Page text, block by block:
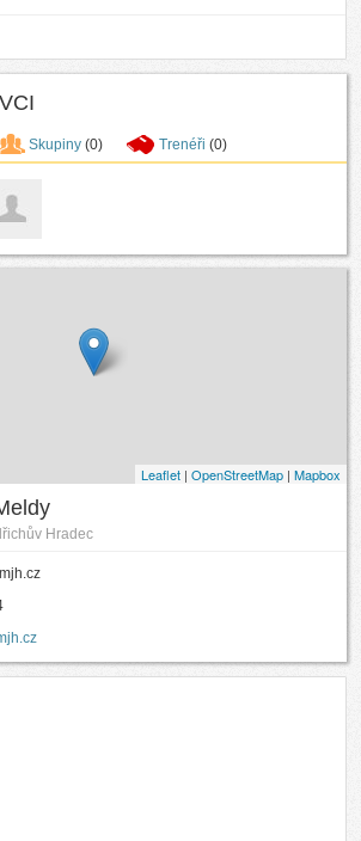
Skupiny (0) Trenéři (0)
Leaflet | OpenStreetMap | Mapbox
Hradec